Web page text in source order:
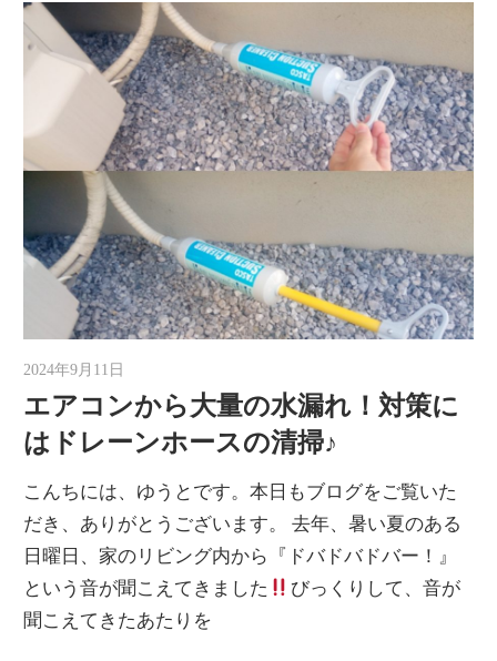
2024年9月11日
エアコンから大量の水漏れ！対策に
はドレーンホースの清掃♪
こんちには、ゆうとです。本日もブログをご覧いた
だき、ありがとうございます。 去年、暑い夏のある
日曜日、家のリビング内から『ドバドバドバー！』
という音が聞こえてきました
びっくりして、音が
聞こえてきたあたりを